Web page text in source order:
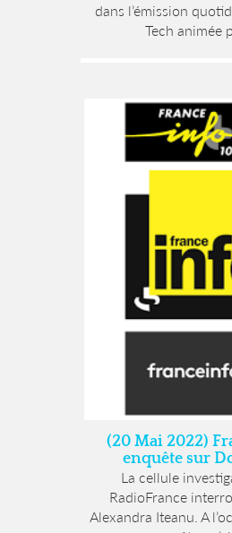
dans l’émission
Tech animée
(20 Mai 2022)
enquête sur
La cellule
RadioFrance
Alexandra Iteanu. A